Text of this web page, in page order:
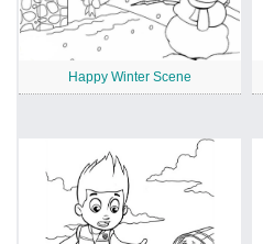
Happy Winter Scene